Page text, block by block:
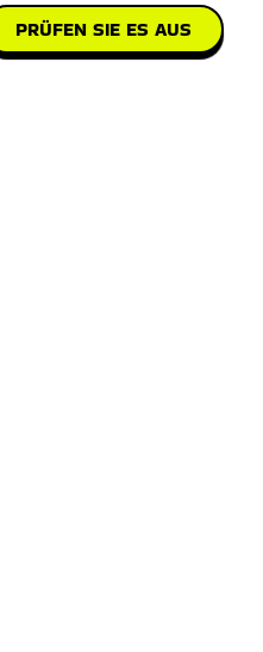
PRÜFEN SIE ES AUS